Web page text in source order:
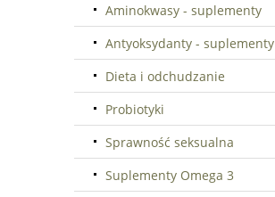
Aminokwasy - suplementy
Antyoksydanty - suplementy
Dieta i odchudzanie
Probiotyki
Sprawność seksualna
Suplementy Omega 3